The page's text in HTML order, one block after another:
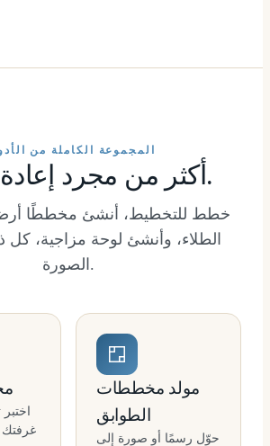
المجموعة الكاملة من
أكثر من مجرد إعادة تصميم.
خطط للتخطيط، أنشئ مخططًا
الطلاء، وأنشئ لوحة مزاجية،
الصورة.
غرفتك
مولد مخططات
الطوابق
حوّل رسمًا أو صورة إلى